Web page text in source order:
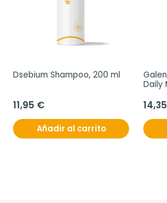
Dsebium Shampoo, 200 ml
11,95 €
Añadir al carrito
Daily